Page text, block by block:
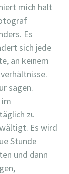
mich halt
Es
sich jede
an keinem
sagen.
im
zu
Es wird
Stunde
und dann